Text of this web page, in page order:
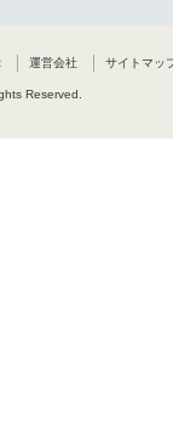
運営会社 サイトマッ
Reserved.